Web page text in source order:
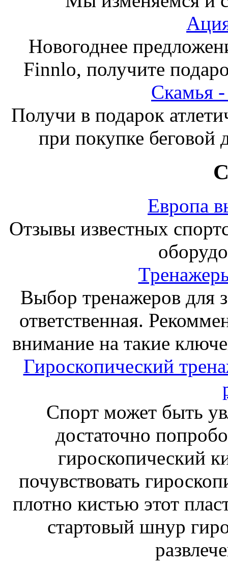
Новогоднее
Finnlo, получите
Получи в подарок
при покупке беговой
Европа
Отзывы известных
Выбор тренажеров для
ответственная.
внимание на такие
Гироскопический
Спорт может быть
достаточно
гироскопический
почувствовать
плотно кистью этот
стартовый шнур